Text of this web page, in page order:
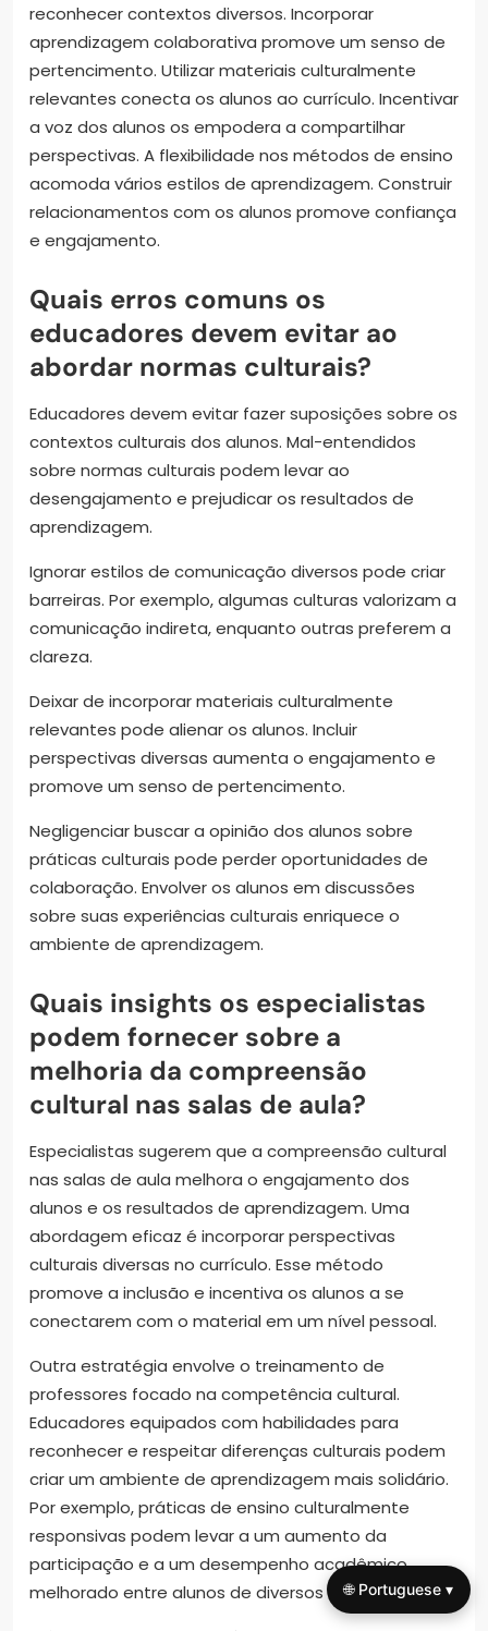
reconhecer contextos diversos. Incorporar
aprendizagem colaborativa promove um senso de
pertencimento. Utilizar materiais culturalmente
relevantes conecta os alunos ao currículo. Incentivar
a voz dos alunos os empodera a compartilhar
perspectivas. A flexibilidade nos métodos de ensino
acomoda vários estilos de aprendizagem. Construir
relacionamentos com os alunos promove confiança
e engajamento.
Quais erros comuns os
educadores devem evitar ao
abordar normas culturais?
Educadores devem evitar fazer suposições sobre os
contextos culturais dos alunos. Mal-entendidos
sobre normas culturais podem levar ao
desengajamento e prejudicar os resultados de
aprendizagem.
Ignorar estilos de comunicação diversos pode criar
barreiras. Por exemplo, algumas culturas valorizam a
comunicação indireta, enquanto outras preferem a
clareza.
Deixar de incorporar materiais culturalmente
relevantes pode alienar os alunos. Incluir
perspectivas diversas aumenta o engajamento e
promove um senso de pertencimento.
Negligenciar buscar a opinião dos alunos sobre
práticas culturais pode perder oportunidades de
colaboração. Envolver os alunos em discussões
sobre suas experiências culturais enriquece o
ambiente de aprendizagem.
Quais insights os especialistas
podem fornecer sobre a
melhoria da compreensão
cultural nas salas de aula?
Especialistas sugerem que a compreensão cultural
nas salas de aula melhora o engajamento dos
alunos e os resultados de aprendizagem. Uma
abordagem eficaz é incorporar perspectivas
culturais diversas no currículo. Esse método
promove a inclusão e incentiva os alunos a se
conectarem com o material em um nível pessoal.
Outra estratégia envolve o treinamento de
professores focado na competência cultural.
Educadores equipados com habilidades para
reconhecer e respeitar diferenças culturais podem
criar um ambiente de aprendizagem mais solidário.
Por exemplo, práticas de ensino culturalmente
responsivas podem levar a um aumento da
participação e a um desempenho acadêmico
melhorado entre alunos de diversos contextos.
🌐 Portuguese ▾